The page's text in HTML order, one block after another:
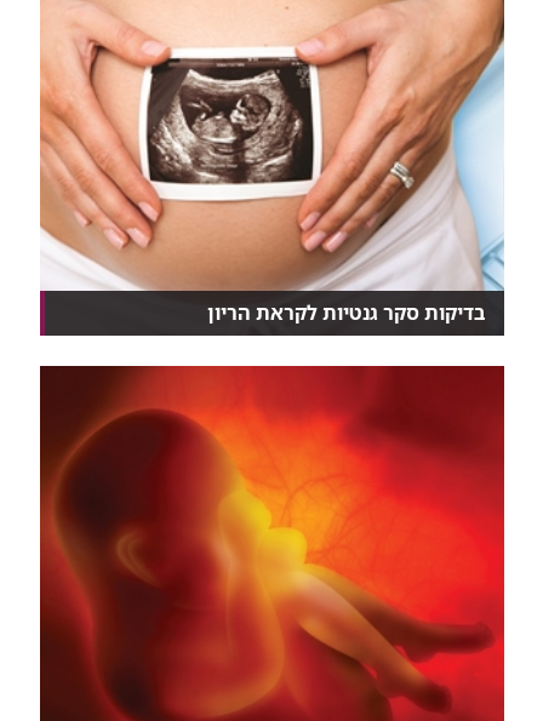
בדיקות סקר גנטיות לקראת הריון
בהיריון או שמתכננים להיכנס להיריון? אל תדלגו על אח...